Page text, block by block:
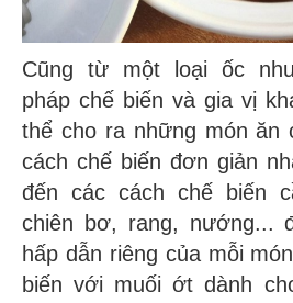
Cũng từ một loại ốc
pháp chế biến và gia vị
thể cho ra những món ăn
cách chế biến đơn giản
đến các cách chế biến
chiên bơ, rang, nướng...
hấp dẫn riêng của mỗi
biến với muối ớt dành